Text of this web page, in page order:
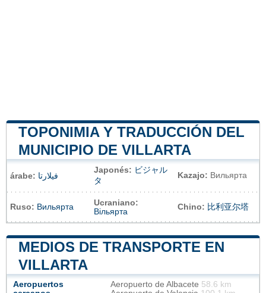
TOPONIMIA Y TRADUCCIÓN DEL
MUNICIPIO DE VILLARTA
árabe: فيلارتا
Japonés: ビジャル
タ
Kazajo: Вильярта
Ruso: Вильярта
Ucraniano:
Вільярта
Chino: 比利亚尔塔
MEDIOS DE TRANSPORTE EN
VILLARTA
Aeropuertos
Aeropuerto de Albacete 58.6 km